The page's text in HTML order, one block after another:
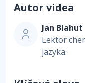
Autor videa
Jan Blahut
Lektor
jazyka.